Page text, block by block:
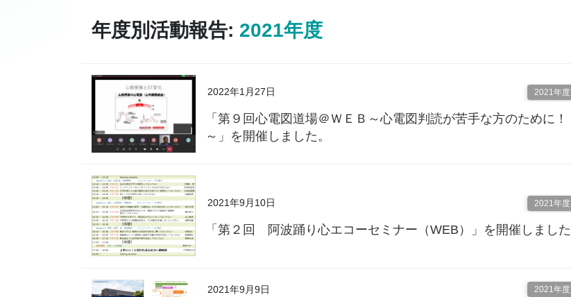
年度別活動報告: 2021年度
2022年1月27日 2021年度
「第９回心電図道場＠ＷＥＢ～心電図判読が苦手な方のために！
～」を開催しました。
2021年9月10日 2021年度
「第２回 阿波踊り心エコーセミナー（WEB）」を開催しました
2021年9月9日 2021年度